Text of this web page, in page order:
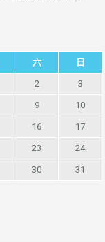
六 日
2 3
9 10
16 17
23 24
30
31